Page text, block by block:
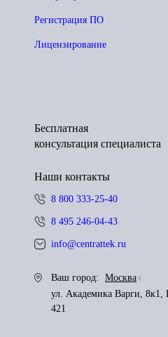
Регистрация ПО
Лицензирование
Бесплатная
консультация специалиста
Наши контакты
8 800 333-25-40
8 495 246-04-43
info@centrattek.ru
Ваш город:
Москва
ул. Академика Варги,
421